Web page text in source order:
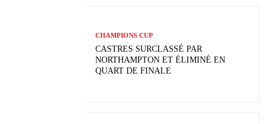
CHAMPIONS CUP
CASTRES SURCLASSÉ PAR
NORTHAMPTON ET ÉLIMINÉ EN
QUART DE FINALE